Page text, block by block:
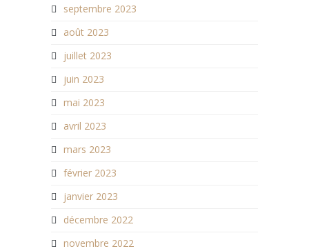
septembre 2023
août 2023
juillet 2023
juin 2023
mai 2023
avril 2023
mars 2023
février 2023
janvier 2023
décembre 2022
novembre 2022